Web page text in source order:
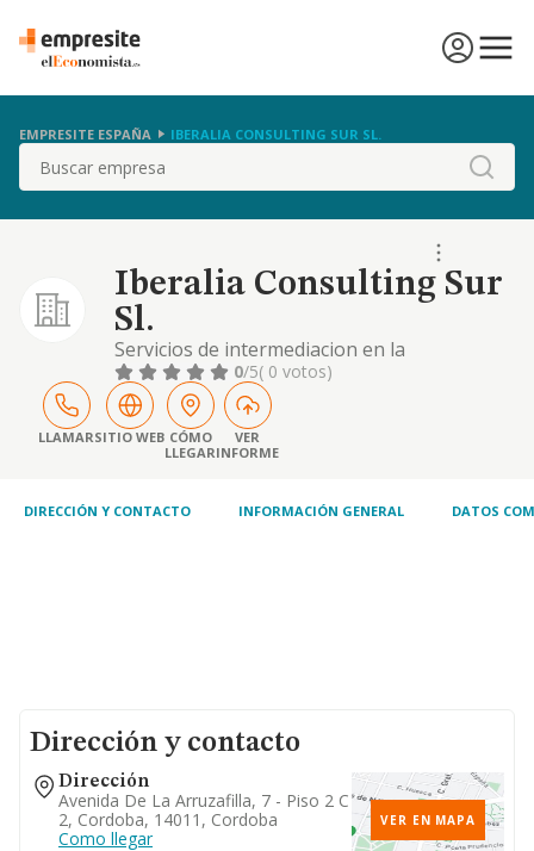
EMPRESITE ESPAÑA IBERALIA CONSULTING SUR SL.
Buscar
Iberalia Consulting Sur
Sl.
Servicios de intermediacion en la
distribucion y comercializacion de
suministros de electricidad y gas natural.
servicios de consultoria en la formacion y
seleccion de personal.
0/5( 0 votos)
LLAMARSITIO WEB CÓMO
LLEGAR
VER
INFORME
DIRECCIÓN Y CONTACTO INFORMACIÓN GENERAL DATOS
Dirección y contacto
Dirección
Avenida De La Arruzafilla, 7 - Piso 2 C
2, Cordoba, 14011, Cordoba
Como llegar
VER EN MAPA